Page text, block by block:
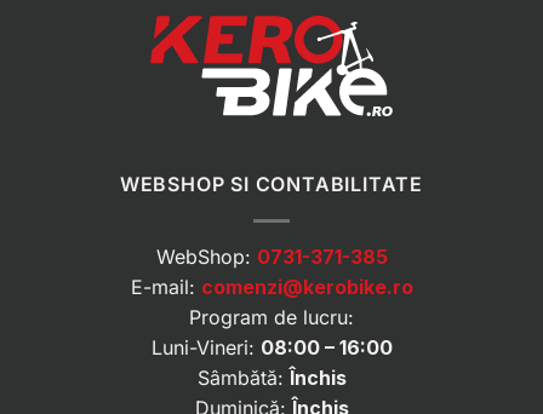
WEBSHOP SI CONTABILITATE
WebShop: 0731-371-385
E-mail: comenzi@kerobike.ro
Program de lucru:
Luni-Vineri: 08:00 – 16:00
Sâmbătă: Închis
Duminică: Închis